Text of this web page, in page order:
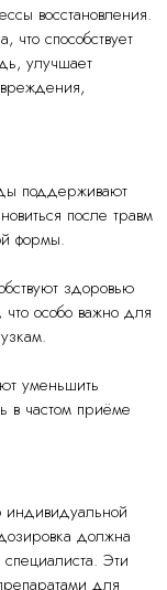
восстановления.
что способствует
улучшает
поддерживают
после травм
формы.
здоровью
что особо важно для
уменьшить
в частом приёме
индивидуальной
должна
Эти
для